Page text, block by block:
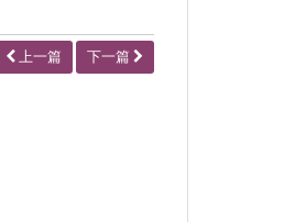
上一篇 下一篇